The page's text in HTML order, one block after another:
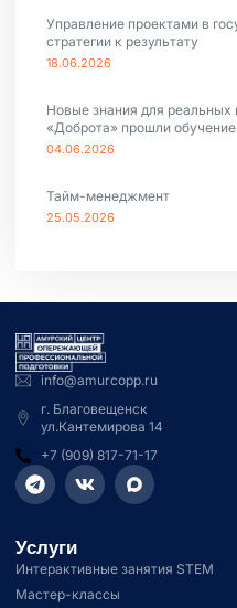
Управление проектами в
стратегии к результату
18.06.2026
Новые знания для реальных
«Доброта» прошли
04.06.2026
Тайм-менеджмент
25.05.2026
info@amurcopp.ru
г. Благовещенск
ул.Кантемирова 14
+7 (909) 817-71-17
Услуги
Интерактивные занятия STEM
Мастер-классы